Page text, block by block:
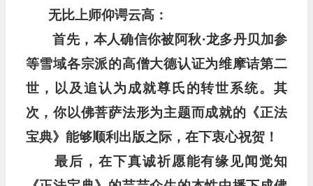
无比上师仰谔云高：
首先，本人确信你被阿秋·龙多丹贝加参
等雪域各宗派的高僧大德认证为维摩诘第二
世，以及追认为成就尊氏的转世系统。其
次，你以佛菩萨法形为主题而成就的《正法
宝典》能够顺利出版之际，在下衷心祝贺！
最后，在下真诚祈愿能有缘见闻觉知